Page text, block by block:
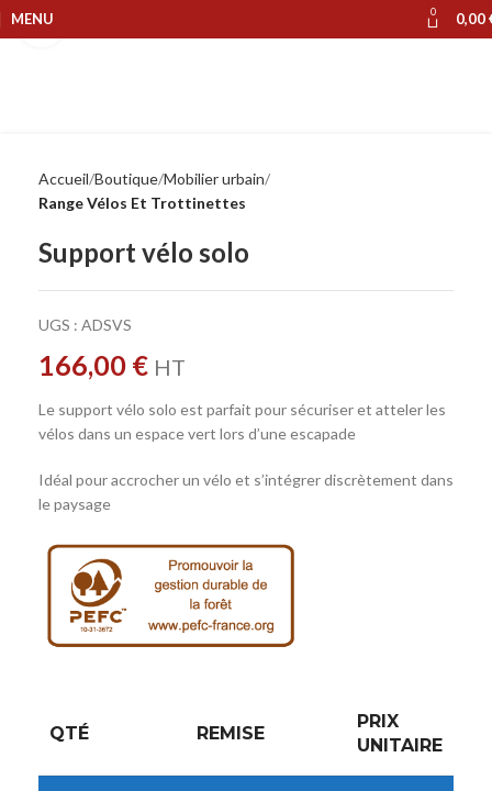
MENU 0 0,00
Accueil Boutique Mobilier urbain
Range Vélos Et Trottinettes
Support vélo solo
UGS : ADSVS
166,00 € HT
Le support vélo solo est parfait pour sécuriser et atteler les
vélos dans un espace vert lors d’une escapade
Idéal pour accrocher un vélo et s’intégrer discrètement dans
le paysage
QTÉ REMISE
PRIX
UNITAIRE